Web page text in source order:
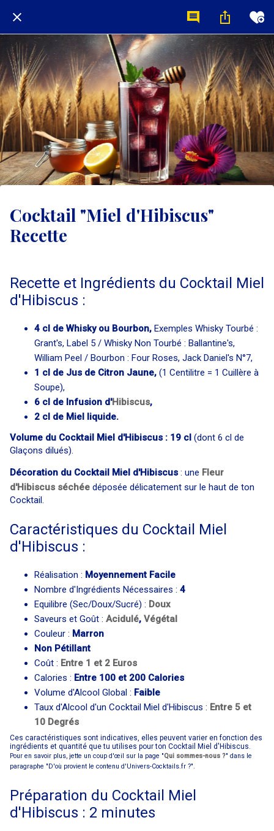
Cocktail "Miel d'Hibiscus"
Recette
Recette et Ingrédients du Cocktail Miel
d'Hibiscus :
4 cl de Whisky ou Bourbon, Exemples Whisky Tourbé :
Grant's, Label 5 / Whisky Non Tourbé : Ballantine's,
William Peel / Bourbon : Four Roses, Jack Daniel's N°7,
1 cl de Jus de Citron Jaune, (1 Centilitre = 1 Cuillère à
Soupe),
6 cl de Infusion d'Hibiscus,
2 cl de Miel liquide.
Volume du Cocktail Miel d'Hibiscus : 19 cl (dont 6 cl de
Glaçons dilués).
Décoration du Cocktail Miel d'Hibiscus : une Fleur
d'Hibiscus séchée déposée délicatement sur le haut de ton
Cocktail.
Caractéristiques du Cocktail Miel
d'Hibiscus :
Réalisation : Moyennement Facile
Nombre d'Ingrédients Nécessaires : 4
Equilibre (Sec/Doux/Sucré) : Doux
Saveurs et Goût : Acidulé, Végétal
Couleur : Marron
Non Pétillant
Coût : Entre 1 et 2 Euros
Calories : Entre 100 et 200 Calories
Volume d'Alcool Global : Faible
Taux d'Alcool d'un Cocktail Miel d'Hibiscus : Entre 5 et
10 Degrés
Ces caractéristiques sont indicatives, elles peuvent varier en fonction des
ingrédients et quantité que tu utilises pour ton Cocktail Miel d'Hibiscus.
Pour en savoir plus, jette un coup d'œil sur la page "Qui sommes-nous ?" dans le
paragraphe "D'où provient le contenu d'Univers-Cocktails.fr ?".
Préparation du Cocktail Miel
d'Hibiscus : 2 minutes